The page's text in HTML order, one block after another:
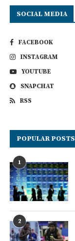
SOCIAL MEDIA
FACEBOOK
INSTAGRAM
YOUTUBE
SNAPCHAT
RSS
POPULAR POSTS
1
2